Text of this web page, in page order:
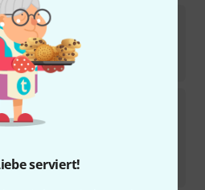
serviert!
Cover
Cover wall mount WH
20,10 €